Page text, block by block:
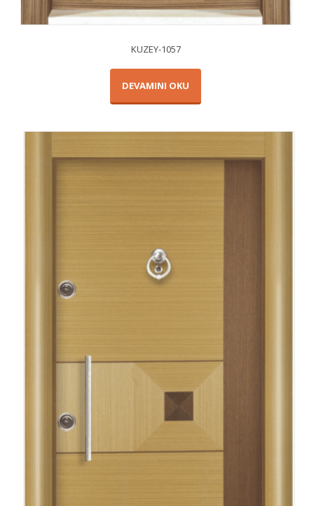
KUZEY-1057
DEVAMINI OKU